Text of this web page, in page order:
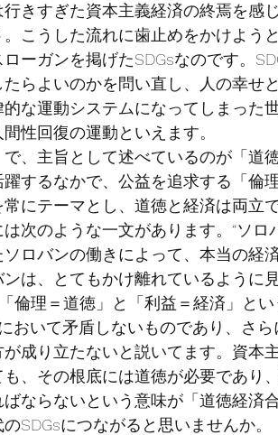
きすぎた資本主義経済の終焉を感
こうした流れに歯止めをかけよう
ーガンを掲げたSDGsなのです。
らよいのかを問い直し、人の幸せ
な運動システムになってしまった
性回復の運動といえます。
、主旨として述べているのが「道
するなかで、公益を追求する「倫
にテーマとし、道徳と経済は両立
次のような一文があります。“ソ
ロバンの働きによって、本当の経
は、とてもかけ離れているように
倫理＝道徳」と「利益＝経済」と
おいて矛盾しないものであり、さ
成り立たないと説いてます。資本
、その根底には道徳が必要であり
ならないという意味が「道徳経済
SDGsにつながると思いませんか。